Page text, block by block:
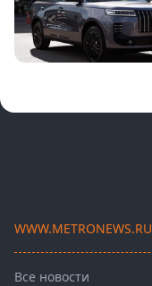
WWW.METRONEWS.RU
Все новости